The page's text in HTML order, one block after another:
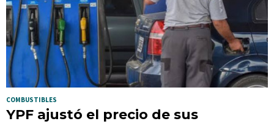
COMBUSTIBLES
YPF ajustó el precio de sus